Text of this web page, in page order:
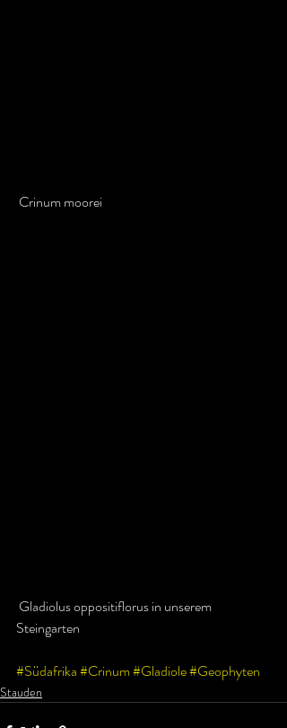
Crinum moorei
Steingarten
#Südafrika#Crinum#Gladiole#Geophyten
Stauden